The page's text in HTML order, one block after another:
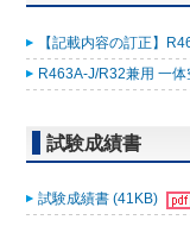
【記載内容の訂正】
R463A-J/R32兼用 一
試験成績書
試験成績書 (41KB)